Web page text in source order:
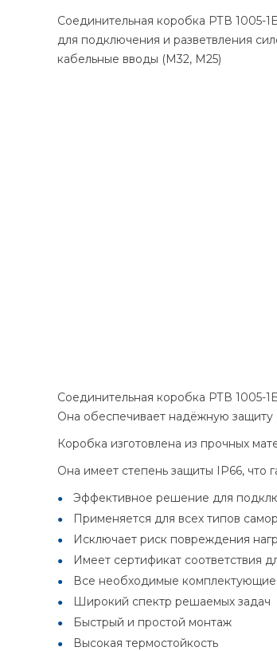
Соединительная коробка РТВ 1005-
для подключения и разветвления
кабельные вводы (М32, М25)
Соединительная коробка РТВ 1005-
Она обеспечивает надёжную защиту
Коробка изготовлена из прочных
Она имеет степень защиты IP66, что
Эффективное решение для
Применяется для всех типов
Исключает риск повреждения
Имеет сертификат соответствия
Все необходимые комплектующие
Широкий спектр решаемых задач
Быстрый и простой монтаж
Высокая термостойкость